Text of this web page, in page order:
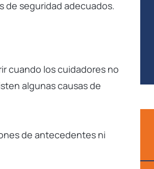
de seguridad adecuados.
cuando los cuidadores no
algunas causas de
de antecedentes ni